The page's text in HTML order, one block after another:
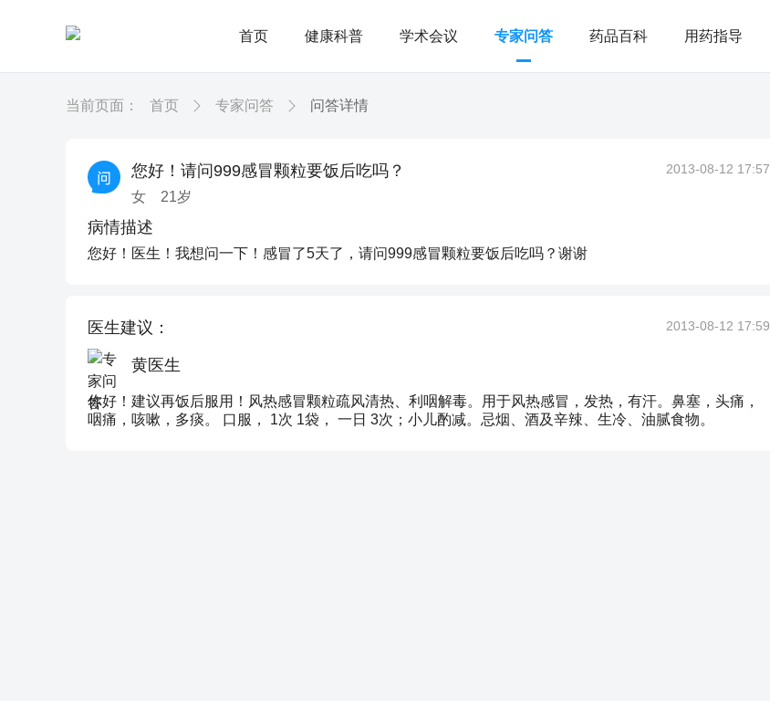
首页 健康科普 学术会议 专家问答 药品百科 用药指导
当前页面： 首页 专家问答 问答详情
您好！请问999感冒颗粒要饭后吃吗？
女 21岁
2013-08-12 17:57
病情描述
您好！医生！我想问一下！感冒了5天了，请问999感冒颗粒要饭后吃吗？谢谢
医生建议： 2013-08-12 17:59
黄医生
你好！建议再饭后服用！风热感冒颗粒疏风清热、利咽解毒。用于风热感冒，发热，有汗。鼻塞，头痛，
咽痛，咳嗽，多痰。 口服， 1次 1袋， 一日 3次；小儿酌减。忌烟、酒及辛辣、生冷、油腻食物。